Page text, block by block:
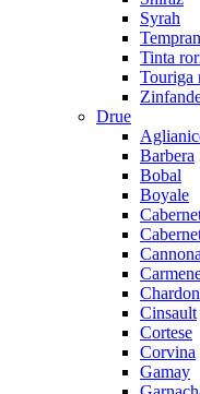
Syrah
Tinta
Touriga
Drue
Barbera
Bobal
Boyale
Cinsault
Cortese
Corvina
Gamay